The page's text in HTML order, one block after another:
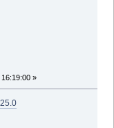
16:19:00 »